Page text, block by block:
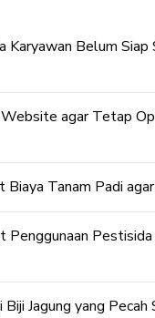
Karyawan Belum Siap
agar Tetap
Biaya Tanam Padi
Penggunaan Pestisida
Jagung yang